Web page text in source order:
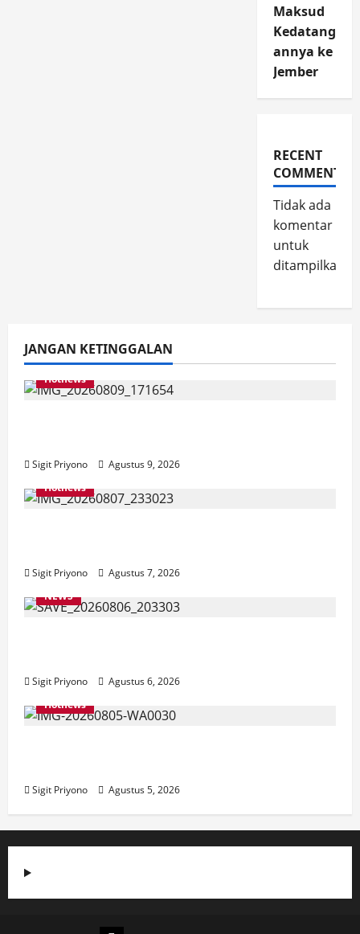
Maksud
Kedatang
annya ke
Jember
RECENT
COMMENTS
Tidak ada
komentar
untuk
ditampilkan.
JANGAN KETINGGALAN
Hotnews
Sigit Priyono
Agustus 9, 2026
Hotnews
Sigit Priyono
Agustus 7, 2026
NEWS
Sigit Priyono
Agustus 6, 2026
Hotnews
Sigit Priyono Agustus 5, 2026